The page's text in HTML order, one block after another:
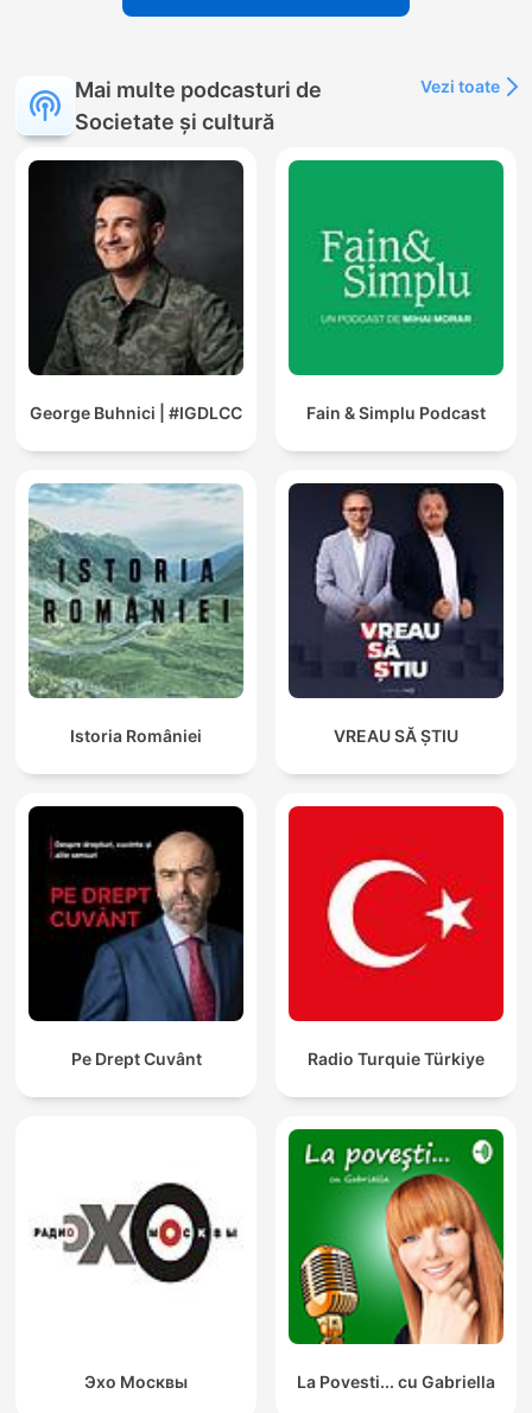
Mai multe podcasturi de
Societate și cultură
Vezi toate
George Buhnici | #IGDLCC Fain & Simplu Podcast
Istoria României VREAU SĂ ȘTIU
Pe Drept Cuvânt Radio Turquie Türkiye
Эхо Москвы La Povesti... cu Gabriella